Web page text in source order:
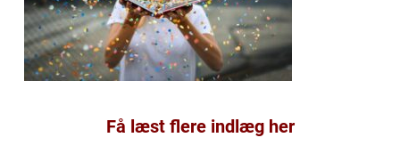
Få læst flere indlæg her